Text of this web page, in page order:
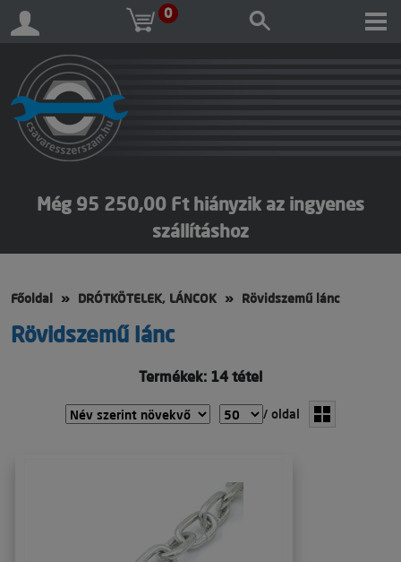
0
Még 95 250,00 Ft hiányzik az ingyenes
szállításhoz
Főoldal DRÓTKÖTELEK, LÁNCOK Rövidszemű lánc
Rövidszemű lánc
Termékek: 14 tétel
/ oldal